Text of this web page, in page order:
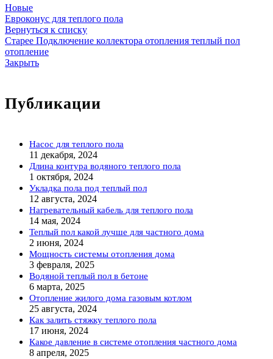
Новые
Евроконус для теплого пола
Вернуться к списку
Старее Подключение коллектора отопления теплый пол
отопление
Закрыть
Публикации
Насос для теплого пола
11 декабря, 2024
Длина контура водяного теплого пола
1 октября, 2024
Укладка пола под теплый пол
12 августа, 2024
Нагревательный кабель для теплого пола
14 мая, 2024
Теплый пол какой лучше для частного дома
2 июня, 2024
Мощность системы отопления дома
3 февраля, 2025
Водяной теплый пол в бетоне
6 марта, 2025
Отопление жилого дома газовым котлом
25 августа, 2024
Как залить стяжку теплого пола
17 июня, 2024
Какое давление в системе отопления частного дома
8 апреля, 2025